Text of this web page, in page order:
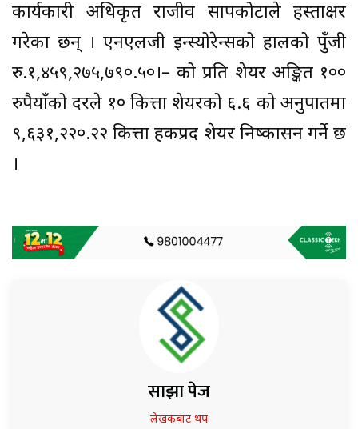
कार्यकारी अधिकृत राजीव सापकोटाले हस्ताक्षर
गरेका छन् । एनएलजी इन्स्योरेन्सको हालको पुँजी
रु.१,४५९,२७५,७९०.५०।– को प्रति शेयर अङ्कित १००
रुपैयाँको दरले १० कित्ता शेयरको ६.६ को अनुपातमा
९,६३१,२२०.२२ कित्ता हकप्रद शेयर निष्कासन गर्ने छ
।
साझा पेज
लेखकबाट थप